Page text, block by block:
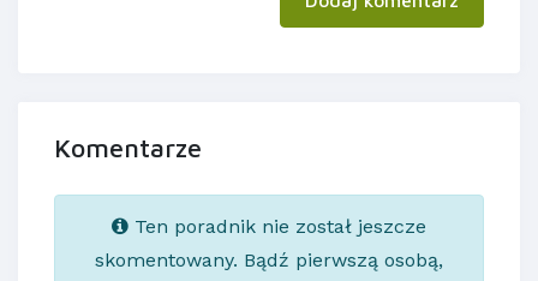
Komentarze
Ten poradnik nie został jeszcze
skomentowany. Bądź pierwszą osobą,